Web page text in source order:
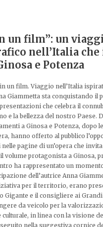
un film”: un
nell’Italia che
e Potenza
un film. Viaggio nell’Italia
Giammetta sta conquistando il
che celebra il
e la bellezza del nostro Paese.
a Ginosa e Potenza, dopo
hanno offerto al pubblico
pagine di un’opera che
volume protagonista a Ginosa,
ha rappresentato un
dell’autrice Anna
per il territorio, erano
Gigante e il consigliere ai
da veicolo per la
in linea con la visione
nella suggestiva cornice